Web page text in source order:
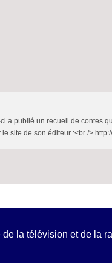
a publié un recueil de contes
site de son éditeur :<br />
de la télévision et de la